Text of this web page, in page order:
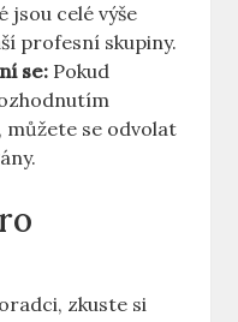
jsou celé výše
profesní skupiny.
se: Pokud
můžete se odvolat
zkuste si